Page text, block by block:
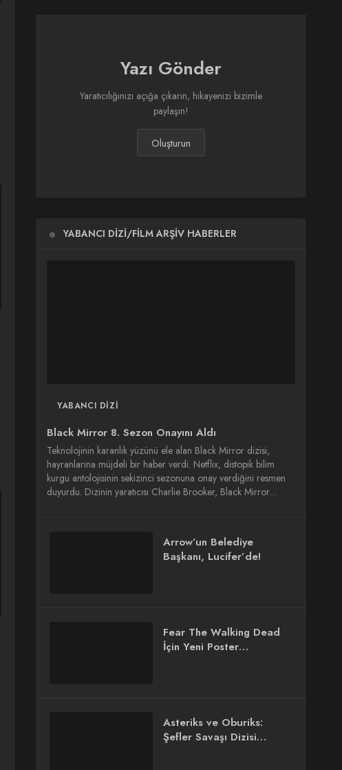
Yazı Gönder
Yaratıcılığınızı açığa çıkarın, hikayenizi bizimle
paylaşın!
Oluşturun
YABANCI DIZI/FILM ARŞIV HABERLER
YABANCI DIZI
Black Mirror 8. Sezon Onayını Aldı
Teknolojinin karanlık yüzünü ele alan Black Mirror dizisi,
hayranlarına müjdeli bir haber verdi. Netflix, distopik bilim
kurgu antolojisinin sekizinci sezonuna onay verdiğini resmen
duyurdu. Dizinin yaratıcısı Charlie Brooker, Black Mirror…
Arrow’un Belediye
Başkanı, Lucifer’de!
Fear The Walking Dead
İçin Yeni Poster
Asteriks ve Oburiks:
Şefler Savaşı Dizisi